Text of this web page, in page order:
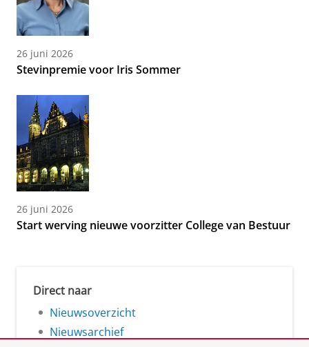
26 juni 2026
Stevinpremie voor Iris Sommer
26 juni 2026
Start werving nieuwe voorzitter College van Bestuur
Direct naar
Nieuwsoverzicht
Nieuwsarchief